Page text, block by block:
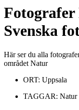
Fotografer
Svenska
Här ser du alla
området Natur
ORT: Uppsala
TAGGAR: Natur